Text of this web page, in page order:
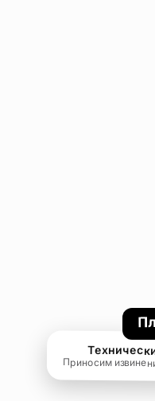
Приносим